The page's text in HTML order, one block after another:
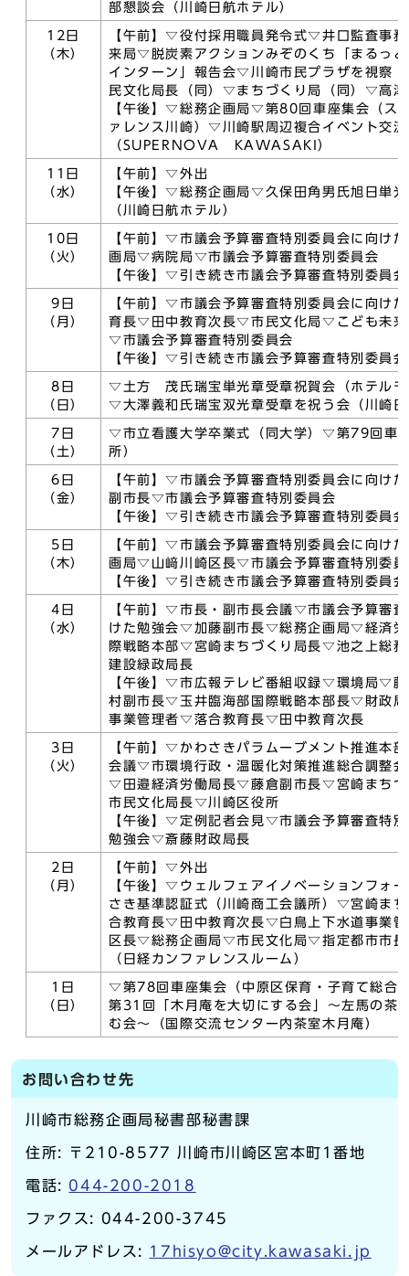
部懇談会（川崎日航ホテル）
12日
（木）
【午前】▽役付採用職員発令式▽井口監査事
来局▽脱炭素アクションみぞのくち「まるっ
インターン」報告会▽川崎市民プラザを視察
民文化局長（同）▽まちづくり局（同）▽高
【午後】▽総務企画局▽第80回車座集会（ス
ァレンス川崎）▽川崎駅周辺複合イベント交
（SUPERNOVA KAWASAKI）
11日
（水）
【午前】▽外出
【午後】▽総務企画局▽久保田角男氏旭日単
（川崎日航ホテル）
10日
（火）
【午前】▽市議会予算審査特別委員会に向け
画局▽病院局▽市議会予算審査特別委員会
【午後】▽引き続き市議会予算審査特別委員会
9日
（月）
【午前】▽市議会予算審査特別委員会に向け
育長▽田中教育次長▽市民文化局▽こども未
▽市議会予算審査特別委員会
【午後】▽引き続き市議会予算審査特別委員会
8日
（日）
▽土方 茂氏瑞宝単光章受章祝賀会（ホテルモ
▽大澤義和氏瑞宝双光章受章を祝う会（川崎
7日
（土）
▽市立看護大学卒業式（同大学）▽第79回車
所）
6日
（金）
【午前】▽市議会予算審査特別委員会に向け
副市長▽市議会予算審査特別委員会
【午後】▽引き続き市議会予算審査特別委員会
5日
（木）
【午前】▽市議会予算審査特別委員会に向け
画局▽山﨑川崎区長▽市議会予算審査特別委
【午後】▽引き続き市議会予算審査特別委員会
4日
（水）
【午前】▽市長・副市長会議▽市議会予算審
けた勉強会▽加藤副市長▽総務企画局▽経済
際戦略本部▽宮崎まちづくり局長▽池之上総
建設緑政局長
【午後】▽市広報テレビ番組収録▽環境局▽
村副市長▽玉井臨海部国際戦略本部長▽財政
事業管理者▽落合教育長▽田中教育次長
3日
（火）
【午前】▽かわさきパラムーブメント推進本
会議▽市環境行政・温暖化対策推進総合調整
▽田邉経済労働局長▽藤倉副市長▽宮崎まち
市民文化局長▽川崎区役所
【午後】▽定例記者会見▽市議会予算審査特
勉強会▽斎藤財政局長
2日
（月）
【午前】▽外出
【午後】▽ウェルフェアイノベーションフォ
さき基準認証式（川崎商工会議所）▽宮崎ま
合教育長▽田中教育次長▽白鳥上下水道事業
区長▽総務企画局▽市民文化局▽指定都市市長
（日経カンファレンスルーム）
1日
（日）
▽第78回車座集会（中原区保育・子育て総合
第31回「木月庵を大切にする会」～左馬の茶
む会～（国際交流センター内茶室木月庵）
お問い合わせ先
川崎市総務企画局秘書部秘書課
住所: 〒210-8577 川崎市川崎区宮本町1番地
電話: 044-200-2018
ファクス: 044-200-3745
メールアドレス: 17hisyo@city.kawasaki.jp